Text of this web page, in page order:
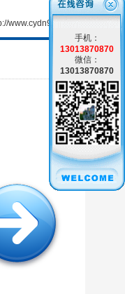
www.cydn98.com
手机：
13013870870
微信：
13013870870